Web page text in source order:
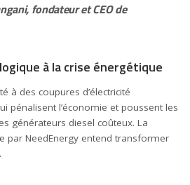
fondateur et CEO de
à la crise énergétique
à des coupures d’électricité
pénalisent l’économie et poussent les
générateurs diesel coûteux. La
par NeedEnergy entend transformer